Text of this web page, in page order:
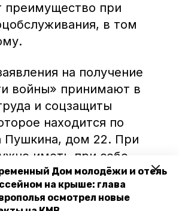
Дом молодёжи и отель
на крыше: глава
осмотрел новые
преимущество при
в том
на получение
войны» принимают в
и соцзащиты
находится по
Пушкина, дом 22. При
иметь при себе
3х4. Составить
специалисты на